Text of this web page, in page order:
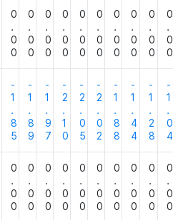
0
.
0
0
0
.
0
0
0
.
0
0
0
.
0
0
0
.
0
0
0
.
0
0
0
.
0
0
0
.
0
0
0
.
0
0
0
.
0
0
-
1
.
8
5
-
1
.
8
9
-
1
.
9
7
-
2
.
1
0
-
2
.
0
5
-
2
.
0
2
-
1
.
8
8
-
1
.
4
4
-
1
.
2
8
-
1
.
0
4
0
.
0
0
0
.
0
0
0
.
0
0
0
.
0
0
0
.
0
0
0
.
0
0
0
.
0
0
0
.
0
0
0
.
0
0
0
.
0
0